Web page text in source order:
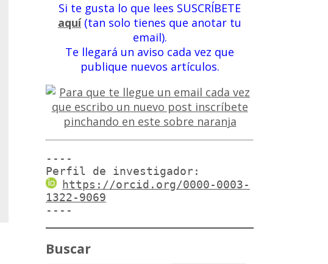
Si te gusta lo que lees SUSCRÍBETE
aquí(tan solo tienes que anotar tu
email).
Te llegará un aviso cada vez que
publique nuevos artículos.
----
Perfil de investigador:
https://orcid.org/0000-0003-
1322-9069
----
Buscar